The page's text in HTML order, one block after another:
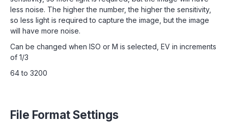
less noise. The higher the number, the higher the sensitivity,
so less light is required to capture the image, but the image
will have more noise.
Can be changed when ISO or M is selected, EV in increments
of 1/3
64 to 3200
File Format Settings